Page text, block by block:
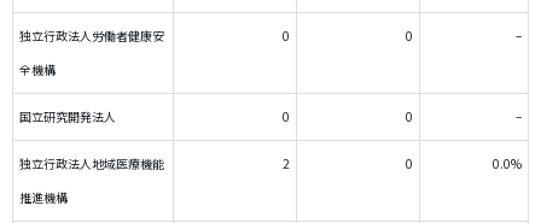
独立行政法人労働者健康安
全機構
0 0 –
国立研究開発法人 0 0 –
独立行政法人地域医療機能
推進機構
2 0 0.0%